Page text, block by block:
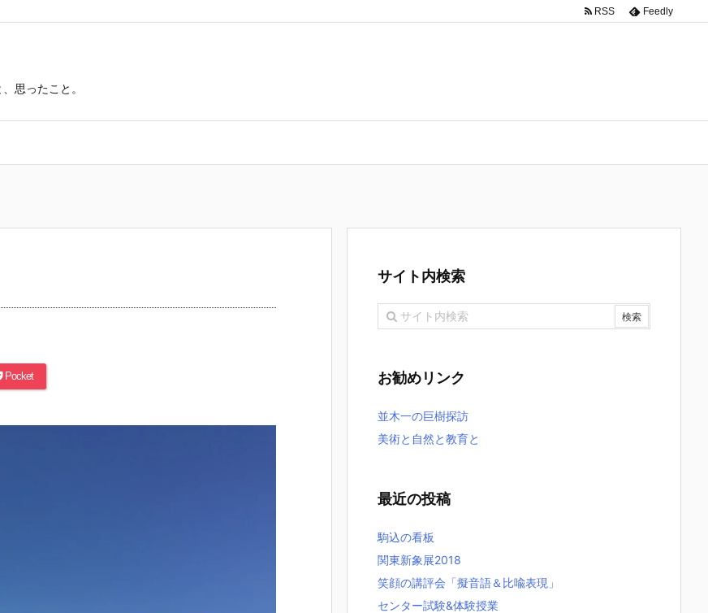
思ったこと。
RSS Feedly
Pocket
サイト内検索
お勧めリンク
並木一の巨樹探訪
美術と自然と教育と
最近の投稿
駒込の看板
関東新象展2018
笑顔の講評会「擬音語＆比喩表現」
センター試験&体験授業